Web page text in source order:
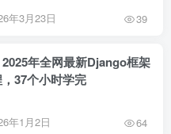
年3月23日 39
2025年全网最新Django框架
37个小时学完
年1月2日 64